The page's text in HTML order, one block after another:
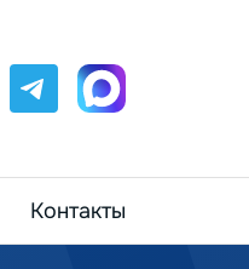
Telegram
Контакты